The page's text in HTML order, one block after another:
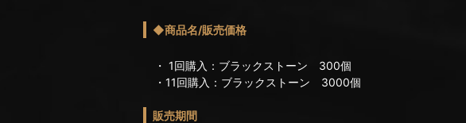
◆商品名/販売価格
・ 1回購入：ブラックストーン 300個
・11回購入：ブラックストーン 3000個
販売期間